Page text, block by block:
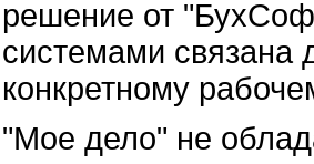
решение от
системами связана
конкретному
"Мое дело" не